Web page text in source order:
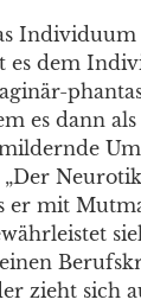
Individuum
es dem
es dann
er mit
zieht sich